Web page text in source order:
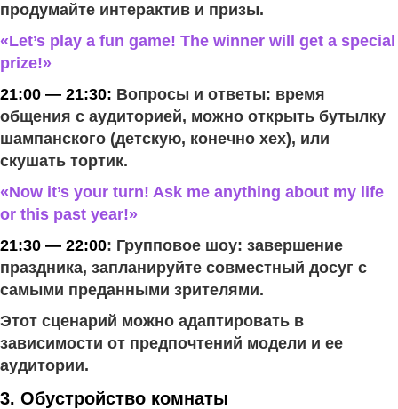
продумайте интерактив и призы.
«Let’s play a fun game! The winner will get a special
prize!»
21:00 — 21:30: Вопросы и ответы: время
общения с аудиторией, можно открыть бутылку
шампанского (детскую, конечно хех), или
скушать тортик.
«Now it’s your turn! Ask me anything about my life
or this past year!»
21:30 — 22:00: Групповое шоу: завершение
праздника, запланируйте совместный досуг с
самыми преданными зрителями.
Этот сценарий можно адаптировать в
зависимости от предпочтений модели и ее
аудитории.
3. Обустройство комнаты